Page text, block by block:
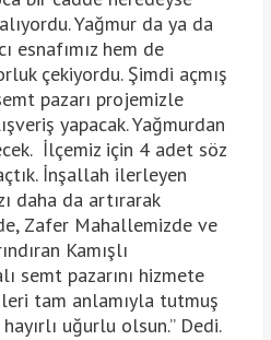
Yağmur da ya da
esnafımız hem de
çekiyordu. Şimdi açmış
pazarı projemizle
yapacak. Yağmurdan
İlçemiz için 4 adet söz
İnşallah ilerleyen
daha da artırarak
Zafer Mahallemizde ve
Kamışlı
semt pazarını hizmete
tam anlamıyla tutmuş
hayırlı uğurlu olsun.” Dedi.